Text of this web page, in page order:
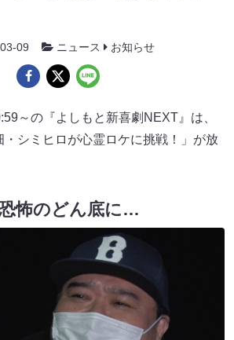
09 ニュース お知らせ
～の『よしもと新喜劇NEXT』は、
・シミヒロが心霊ロケに挑戦！」が放
怖のどん底に…